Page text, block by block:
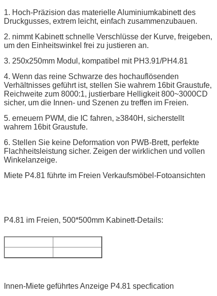
1. Hoch-Präzision das materielle Aluminiumkabinett des
Druckgusses, extrem leicht, einfach zusammenzubauen.
2. nimmt Kabinett schnelle Verschlüsse der Kurve, freigeben,
um den Einheitswinkel frei zu justieren an.
3. 250x250mm Modul, kompatibel mit PH3.91/PH4.81
4. Wenn das reine Schwarze des hochauflösenden
Verhältnisses geführt ist, stellen Sie wahrem 16bit Graustufe,
Reichweite zum 8000:1, justierbare Helligkeit 800~3000CD
sicher, um die Innen- und Szenen zu treffen im Freien.
5. erneuern PWM, die IC fahren, ≥3840H, sicherstellt
wahrem 16bit Graustufe.
6. Stellen Sie keine Deformation von PWB-Brett, perfekte
Flachheitsleistung sicher. Zeigen der wirklichen und vollen
Winkelanzeige.
Miete P4.81 führte im Freien Verkaufsmöbel-Fotoansichten
P4.81 im Freien, 500*500mm Kabinett-Details:
Innen-Miete geführtes Anzeige P4.81 specfication